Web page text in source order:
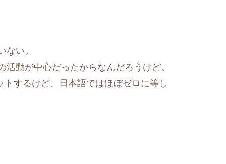
い。
動が中心だったからなんだろうけど。
するけど、日本語ではほぼゼロに等し